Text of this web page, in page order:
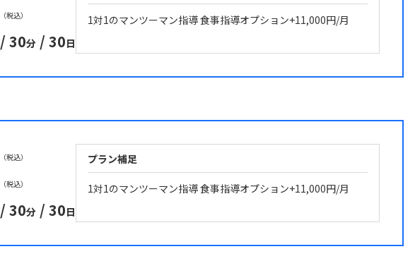
（税込）
/ 30分 / 30日
1対1のマンツーマン指導 食事指導オプション+11,000円/月
（税込）
（税込）
/ 30分 / 30日
プラン補足
1対1のマンツーマン指導 食事指導オプション+11,000円/月